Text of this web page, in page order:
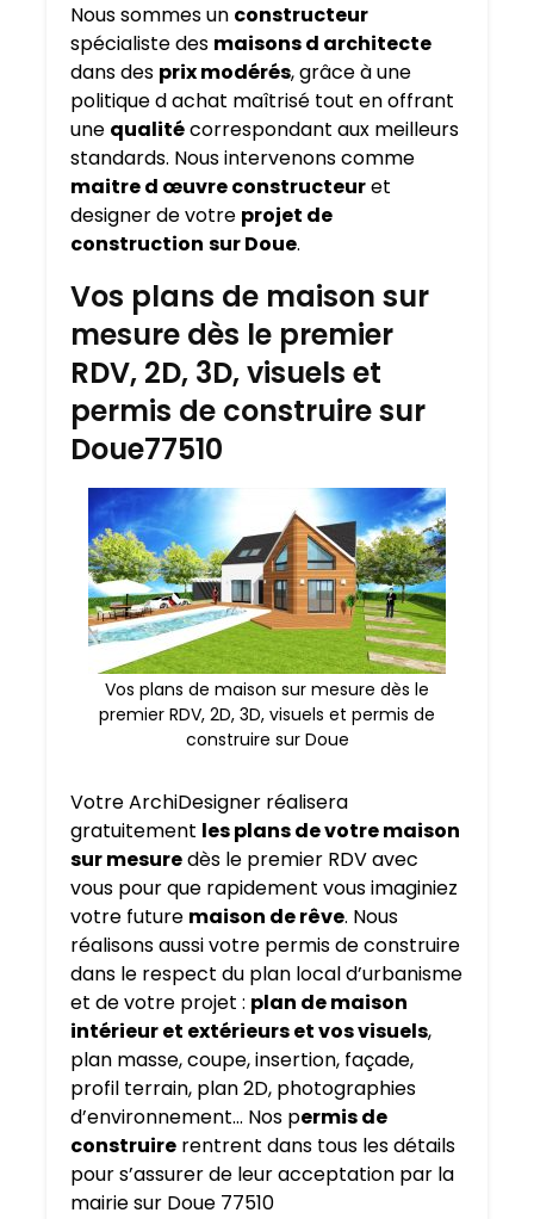
Nous sommes un constructeur
spécialiste des maisons d architecte
dans des prix modérés, grâce à une
politique d achat maîtrisé tout en offrant
une qualitécorrespondant aux meilleurs
standards. Nous intervenons comme
maitre d œuvre constructeuret
designer de votre projet de
construction sur Doue.
Vos plans de maison sur
mesure dès le premier
RDV, 2D, 3D, visuels et
permis de construire sur
Doue77510
Vos plans de maison sur mesure dès le
premier RDV, 2D, 3D, visuels et permis de
construire sur Doue
Votre ArchiDesigner réalisera
gratuitement les plans de votre maison
sur mesuredès le premier RDV avec
vous pour que rapidement vous imaginiez
votre future maison de rêve. Nous
réalisons aussi votre permis de construire
dans le respect du plan local d’urbanisme
et de votre projet : plan de maison
intérieur et extérieurs et vos visuels,
plan masse, coupe, insertion, façade,
profil terrain, plan 2D, photographies
d’environnement… Nos permis de
construire rentrent dans tous les détails
pour s’assurer de leur acceptation par la
mairie sur Doue 77510